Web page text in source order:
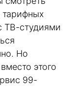
тарифных
ТВ-студиями
Но
этого
99-